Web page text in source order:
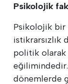
Psikolojik
Psikolojik bir
istikrarsızlık
politik olarak
dönemlerde